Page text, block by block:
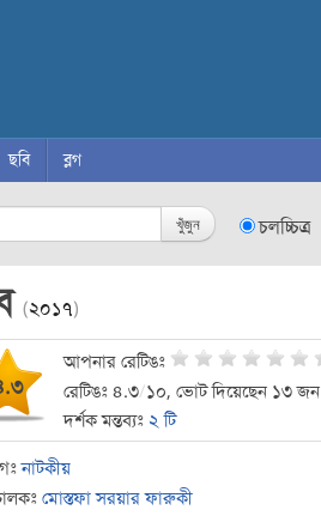
ছবি ব্লগ
খুঁজুন চলচ্চিত্র
(২০১৭)
আপনার রেটিঙঃ
রেটিঙঃ ৪.৩/১০, ভোট দিয়েছেন ১৩ জন
দর্শক মন্তব্যঃ ২ টি
নাটকীয়
মোস্তফা সরয়ার ফারুকী